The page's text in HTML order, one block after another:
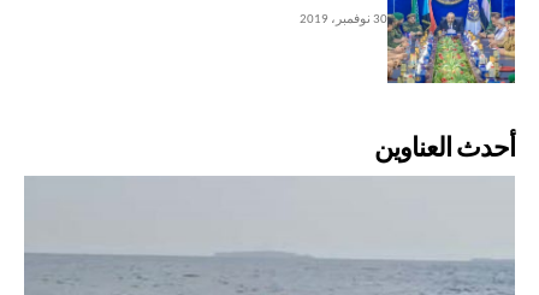
30 نوفمبر، 2019
أحدث العناوين